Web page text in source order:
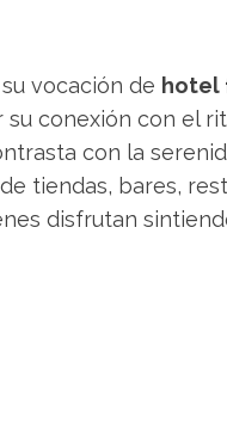
vocación de hotel
conexión con el
con la
tiendas, bares,
disfrutan